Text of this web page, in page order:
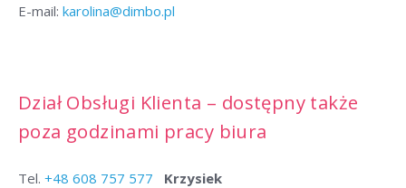
E-mail: karolina@dimbo.pl
Dział Obsługi Klienta – dostępny także
poza godzinami pracy biura
Tel. +48 608 757 577 Krzysiek